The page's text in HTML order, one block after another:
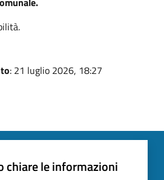
: 21 luglio 2026, 18:27
chiare le informazioni